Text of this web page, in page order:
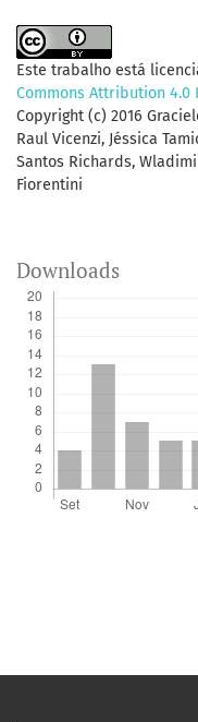
Este trabalho está
Commons Attribution 4.0
Copyright (c) 2016
Raul Vicenzi, Jéssica
Santos Richards,
Fiorentini
Downloads